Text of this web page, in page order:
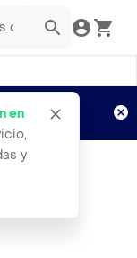
en
y
Aplican TyC